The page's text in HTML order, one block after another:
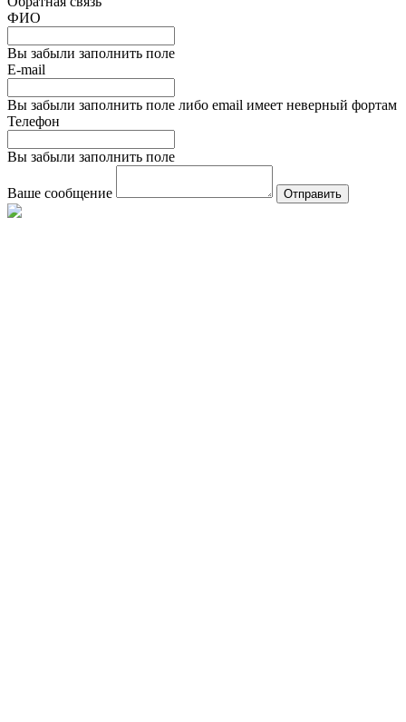
ФИО
Вы забыли заполнить поле
E-mail
Вы забыли заполнить поле либо email имеет неверный фортам
Телефон
Вы забыли заполнить поле
Ваше сообщение Отправить